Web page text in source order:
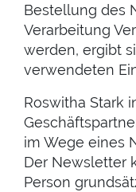
Bestellung des
Verarbeitung
werden, ergibt
verwendeten
Roswitha Stark
im Wege eines
Der Newsletter
Person